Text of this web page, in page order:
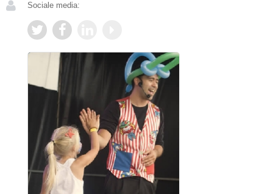
Sociale media: